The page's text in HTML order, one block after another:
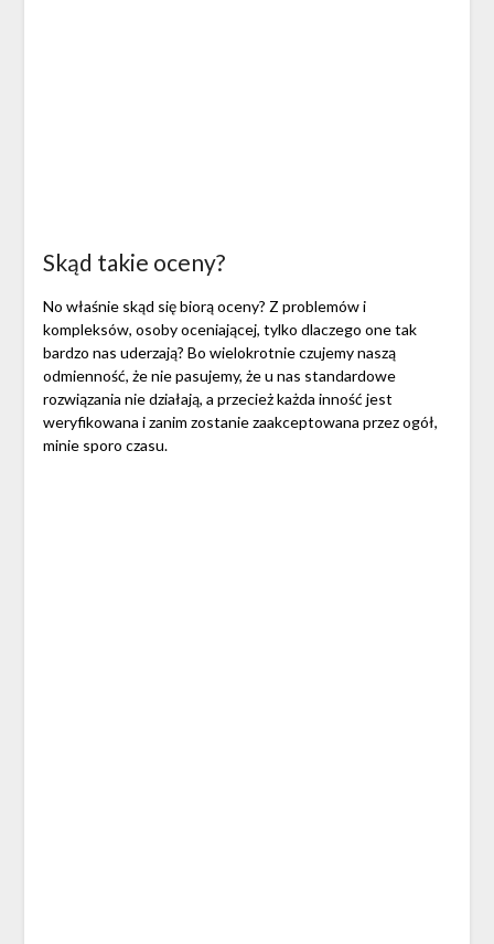
Skąd takie oceny?
No właśnie skąd się biorą oceny? Z problemów i
kompleksów, osoby oceniającej, tylko dlaczego one tak
bardzo nas uderzają? Bo wielokrotnie czujemy naszą
odmienność, że nie pasujemy, że u nas standardowe
rozwiązania nie działają, a przecież każda inność jest
weryfikowana i zanim zostanie zaakceptowana przez ogół,
minie sporo czasu.